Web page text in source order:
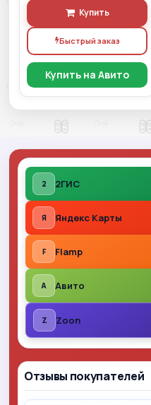
Купить
Быстрый заказ
Купить на Авито
Отзывы покупателей
2 2ГИС
Я Яндекс Карты
F Flamp
A Авито
Z Zoon